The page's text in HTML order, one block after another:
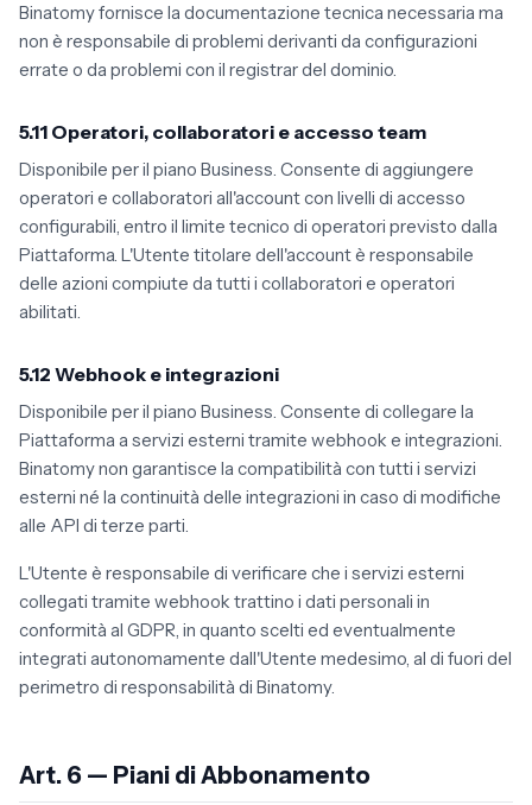
Binatomy fornisce la documentazione tecnica necessaria ma
non è responsabile di problemi derivanti da configurazioni
errate o da problemi con il registrar del dominio.
5.11 Operatori, collaboratori e accesso team
Disponibile per il piano Business. Consente di aggiungere
operatori e collaboratori all'account con livelli di accesso
configurabili, entro il limite tecnico di operatori previsto dalla
Piattaforma. L'Utente titolare dell'account è responsabile
delle azioni compiute da tutti i collaboratori e operatori
abilitati.
5.12 Webhook e integrazioni
Disponibile per il piano Business. Consente di collegare la
Piattaforma a servizi esterni tramite webhook e integrazioni.
Binatomy non garantisce la compatibilità con tutti i servizi
esterni né la continuità delle integrazioni in caso di modifiche
alle API di terze parti.
L'Utente è responsabile di verificare che i servizi esterni
collegati tramite webhook trattino i dati personali in
conformità al GDPR, in quanto scelti ed eventualmente
integrati autonomamente dall'Utente medesimo, al di fuori del
perimetro di responsabilità di Binatomy.
Art. 6 — Piani di Abbonamento